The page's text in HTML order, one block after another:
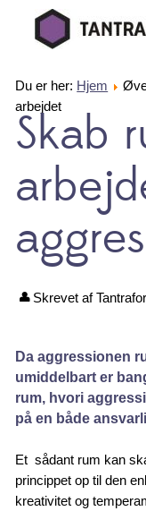
Du er her: Hjem
arbejdet
Skab
Skrevet af
Da aggressionen
umiddelbart er
rum, hvori
på en både
Et sådant rum kan
princippet op til den
kreativitet og